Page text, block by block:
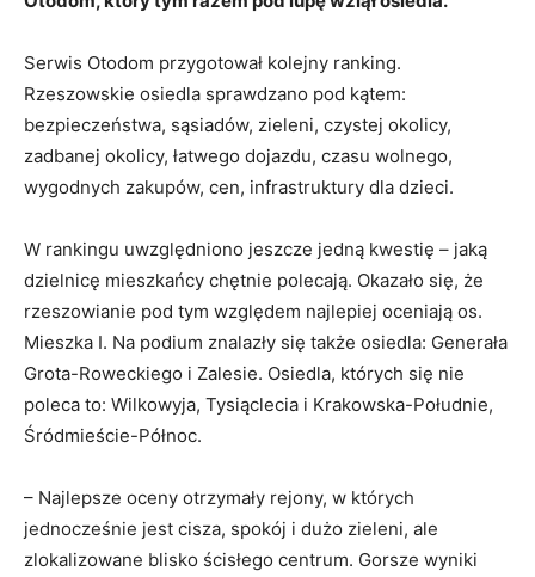
Serwis Otodom przygotował kolejny ranking.
Rzeszowskie osiedla sprawdzano pod kątem:
bezpieczeństwa, sąsiadów, zieleni, czystej okolicy,
zadbanej okolicy, łatwego dojazdu, czasu wolnego,
wygodnych zakupów, cen, infrastruktury dla dzieci.
W rankingu uwzględniono jeszcze jedną kwestię – jaką
dzielnicę mieszkańcy chętnie polecają. Okazało się, że
rzeszowianie pod tym względem najlepiej oceniają os.
Mieszka I. Na podium znalazły się także osiedla: Generała
Grota-Roweckiego i Zalesie. Osiedla, których się nie
poleca to: Wilkowyja, Tysiąclecia i Krakowska-Południe,
Śródmieście-Północ.
– Najlepsze oceny otrzymały rejony, w których
jednocześnie jest cisza, spokój i dużo zieleni, ale
zlokalizowane blisko ścisłego centrum. Gorsze wyniki